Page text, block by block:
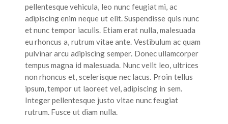
pellentesque vehicula, leo nunc feugiat mi, ac
adipiscing enim neque ut elit. Suspendisse quis nunc
et nunc tempor iaculis. Etiam erat nulla, malesuada
eu rhoncus a, rutrum vitae ante. Vestibulum ac quam
pulvinar arcu adipiscing semper. Donec ullamcorper
tempus magna id malesuada. Nunc velit leo, ultrices
non rhoncus et, scelerisque nec lacus. Proin tellus
ipsum, tempor ut laoreet vel, adipiscing in sem.
Integer pellentesque justo vitae nunc feugiat
rutrum. Fusce ut diam nulla.